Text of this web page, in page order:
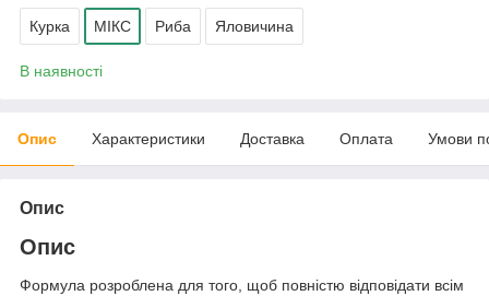
Курка МІКС Риба Яловичина
В наявності
Опис Характеристики Доставка Оплата Умови
Опис
Опис
Формула розроблена для того, щоб повністю відповідати всім